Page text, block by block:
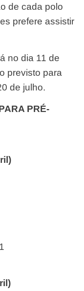
de cada polo
prefere assistir
previsto para
de julho.